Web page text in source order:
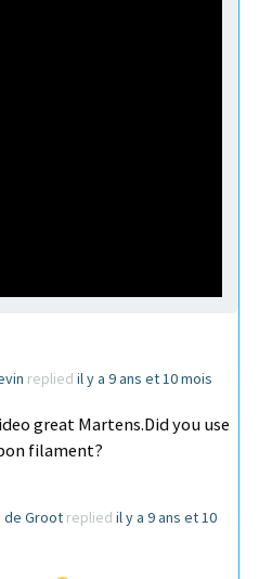
replied il y a 9 ans et 10 mois
great Martens.Did you use
filament?
de Groot replied il y a 9 ans et 10